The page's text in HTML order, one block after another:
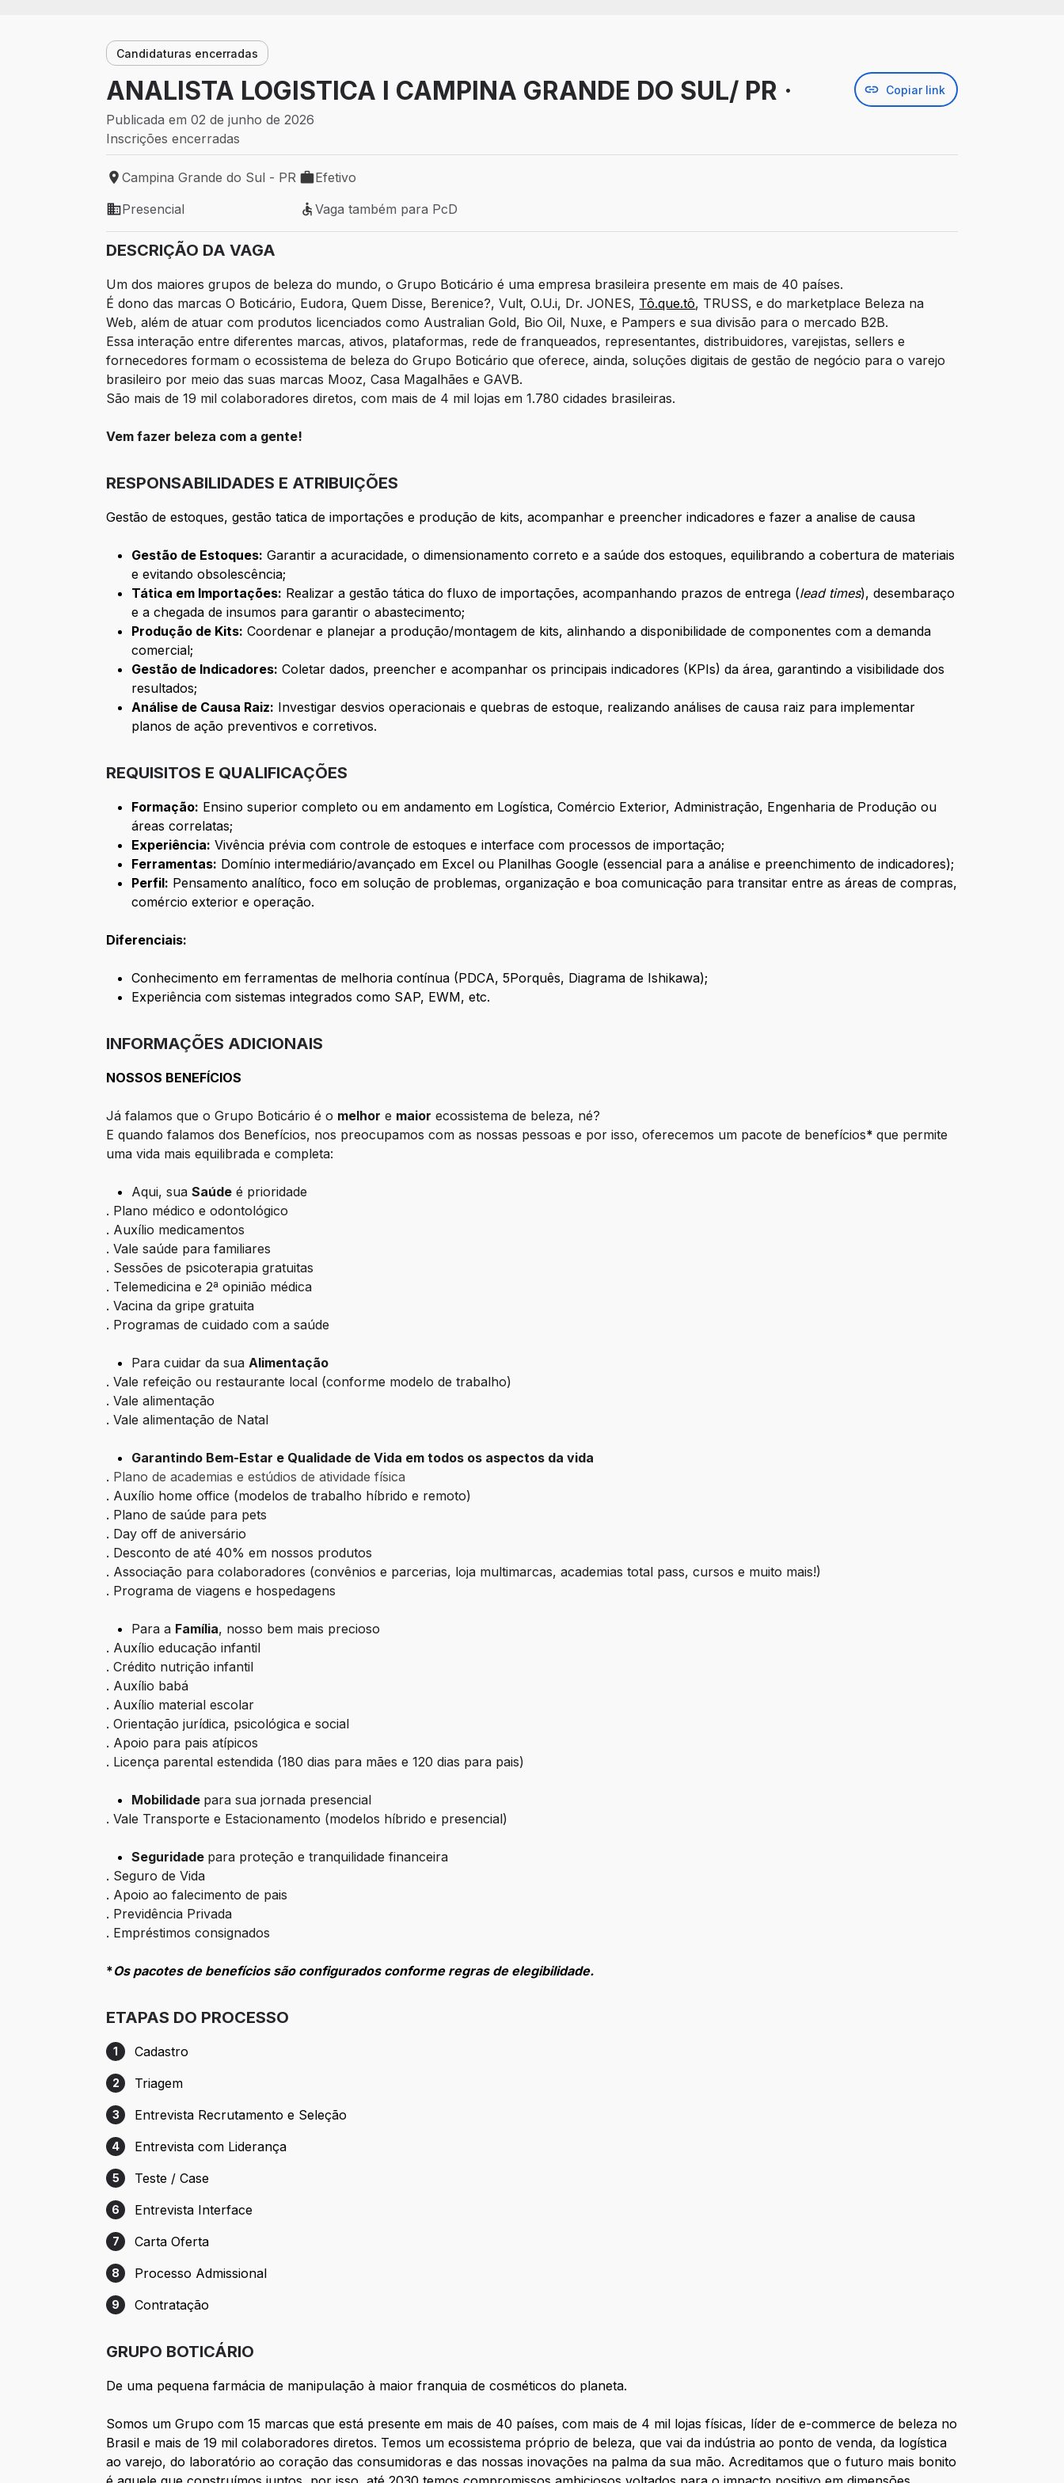
Candidaturas encerradas
ANALISTA LOGISTICA I CAMPINA GRANDE DO SUL/ PR · Copiar link
Publicada em 02 de junho de 2026
Inscrições encerradas
Local de trabalho: Campina Grande do Sul - PR
Campina Grande do Sul - PR
Tipo de vaga: Efetivo
Efetivo
Modelo de trabalho: Presencial
Presencial
Vaga também para PcD
Vaga também para PcD
DESCRIÇÃO DA VAGA
Um dos maiores grupos de beleza do mundo, o Grupo Boticário é uma empresa brasileira presente em mais de 40 países.
É dono das marcas O Boticário, Eudora, Quem Disse, Berenice?, Vult, O.U.i, Dr. JONES, Tô.que.tô, TRUSS, e do marketplace Beleza na
Web, além de atuar com produtos licenciados como Australian Gold, Bio Oil, Nuxe, e Pampers e sua divisão para o mercado B2B.
Essa interação entre diferentes marcas, ativos, plataformas, rede de franqueados, representantes, distribuidores, varejistas, sellers e
fornecedores formam o ecossistema de beleza do Grupo Boticário que oferece, ainda, soluções digitais de gestão de negócio para o varejo
brasileiro por meio das suas marcas Mooz, Casa Magalhães e GAVB.
São mais de 19 mil colaboradores diretos, com mais de 4 mil lojas em 1.780 cidades brasileiras.
Vem fazer beleza com a gente!
RESPONSABILIDADES E ATRIBUIÇÕES
Gestão de estoques, gestão tatica de importações e produção de kits, acompanhar e preencher indicadores e fazer a analise de causa
Gestão de Estoques: Garantir a acuracidade, o dimensionamento correto e a saúde dos estoques, equilibrando a cobertura de materiais
e evitando obsolescência;
Tática em Importações: Realizar a gestão tática do fluxo de importações, acompanhando prazos de entrega (lead times), desembaraço
e a chegada de insumos para garantir o abastecimento;
Produção de Kits: Coordenar e planejar a produção/montagem de kits, alinhando a disponibilidade de componentes com a demanda
comercial;
Gestão de Indicadores: Coletar dados, preencher e acompanhar os principais indicadores (KPIs) da área, garantindo a visibilidade dos
resultados;
Análise de Causa Raiz: Investigar desvios operacionais e quebras de estoque, realizando análises de causa raiz para implementar
planos de ação preventivos e corretivos.
REQUISITOS E QUALIFICAÇÕES
Formação: Ensino superior completo ou em andamento em Logística, Comércio Exterior, Administração, Engenharia de Produção ou
áreas correlatas;
Experiência: Vivência prévia com controle de estoques e interface com processos de importação;
Ferramentas: Domínio intermediário/avançado em Excel ou Planilhas Google (essencial para a análise e preenchimento de indicadores);
Perfil: Pensamento analítico, foco em solução de problemas, organização e boa comunicação para transitar entre as áreas de compras,
comércio exterior e operação.
Diferenciais:
Conhecimento em ferramentas de melhoria contínua (PDCA, 5Porquês, Diagrama de Ishikawa);
Experiência com sistemas integrados como SAP, EWM, etc.
INFORMAÇÕES ADICIONAIS
NOSSOS BENEFÍCIOS
Já falamos que o Grupo Boticário é o melhor e maior ecossistema de beleza, né?
E quando falamos dos Benefícios, nos preocupamos com as nossas pessoas e por isso, oferecemos um pacote de benefícios*que permite
uma vida mais equilibrada e completa:
Aqui, suaSaúde é prioridade
. Plano médico e odontológico
. Auxílio medicamentos
. Vale saúde para familiares
. Sessões de psicoterapia gratuitas
. Telemedicina e 2ª opinião médica
. Vacina da gripe gratuita
. Programas de cuidado com a saúde
Para cuidar da suaAlimentação
. Vale refeição ou restaurante local (conforme modelo de trabalho)
. Vale alimentação
. Vale alimentação de Natal
Garantindo Bem-Estar e Qualidade de Vida em todos os aspectos da vida
. Plano de academias e estúdios de atividade física
. Auxílio home office (modelos de trabalho híbrido e remoto)
. Plano de saúde para pets
. Day off de aniversário
. Desconto de até 40% em nossos produtos
. Associação para colaboradores (convênios e parcerias, loja multimarcas, academias total pass, cursos e muito mais!)
. Programa de viagens e hospedagens
Para a Família, nosso bem mais precioso
. Auxílio educação infantil
. Crédito nutrição infantil
. Auxílio babá
. Auxílio material escolar
. Orientação jurídica, psicológica e social
. Apoio para pais atípicos
. Licença parental estendida (180 dias para mães e 120 dias para pais)
Mobilidade para sua jornada presencial
. Vale Transporte e Estacionamento (modelos híbrido e presencial)
Seguridade para proteção e tranquilidade financeira
. Seguro de Vida
. Apoio ao falecimento de pais
. Previdência Privada
. Empréstimos consignados
*Os pacotes de benefícios são configurados conforme regras de elegibilidade.
ETAPAS DO PROCESSO
Etapa 1: Cadastro
1 Cadastro
Etapa 2: Triagem
2 Triagem
Etapa 3: Entrevista Recrutamento e Seleção
3 Entrevista Recrutamento e Seleção
Etapa 4: Entrevista com Liderança
4 Entrevista com Liderança
Etapa 5: Teste / Case
5 Teste / Case
Etapa 6: Entrevista Interface
6 Entrevista Interface
Etapa 7: Carta Oferta
7 Carta Oferta
Etapa 8: Processo Admissional
8 Processo Admissional
Etapa 9: Contratação
9 Contratação
GRUPO BOTICÁRIO
De uma pequena farmácia de manipulação à maior franquia de cosméticos do planeta.
Somos um Grupo com 15 marcas que está presente em mais de 40 países, com mais de 4 mil lojas físicas, líder de e-commerce de beleza no
Brasil e mais de 19 mil colaboradores diretos. Temos um ecossistema próprio de beleza, que vai da indústria ao ponto de venda, da logística
ao varejo, do laboratório ao coração das consumidoras e das nossas inovações na palma da sua mão. Acreditamos que o futuro mais bonito